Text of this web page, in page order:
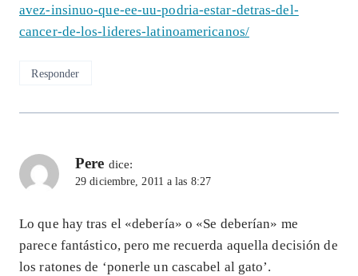
avez-insinuo-que-ee-uu-podria-estar-detras-del-
cancer-de-los-lideres-latinoamericanos/
Responder
Pere dice:
29 diciembre, 2011 a las 8:27
Lo que hay tras el «debería» o «Se deberían» me
parece fantástico, pero me recuerda aquella decisión de
los ratones de ‘ponerle un cascabel al gato’.